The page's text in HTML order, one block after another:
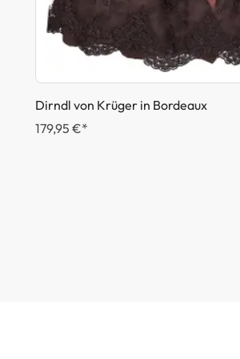
Dirndl von Krüger in Bordeaux
179,95 €*